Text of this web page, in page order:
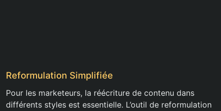
Reformulation Simplifiée
Pour les marketeurs, la réécriture de contenu dans
différents styles est essentielle. L’outil de reformulation